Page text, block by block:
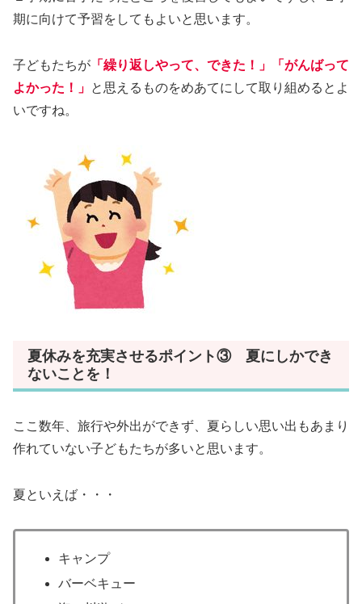
期に向けて予習をしてもよいと思います。
子どもたちが 「繰り返しやって、できた！」「がんばって
よかった！」 と思えるものをめあてにして取り組めるとよ
いですね。
夏休みを充実させるポイント③ 夏にしかでき
ないことを！
ここ数年、旅行や外出ができず、夏らしい思い出もあまり
作れていない子どもたちが多いと思います。
夏といえば・・・
キャンプ
バーベキュー